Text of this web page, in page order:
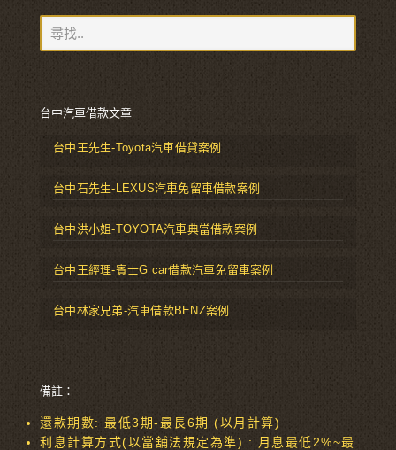
台中汽車借款文章
台中王先生-Toyota汽車借貸案例
台中石先生-LEXUS汽車免留車借款案例
台中洪小姐-TOYOTA汽車典當借款案例
台中王經理-賓士G car借款汽車免留車案例
台中林家兄弟-汽車借款BENZ案例
備註：
還款期數: 最低3期-最長6期 (以月計算)
利息計算方式(以當舖法規定為準) : 月息最低2%~最